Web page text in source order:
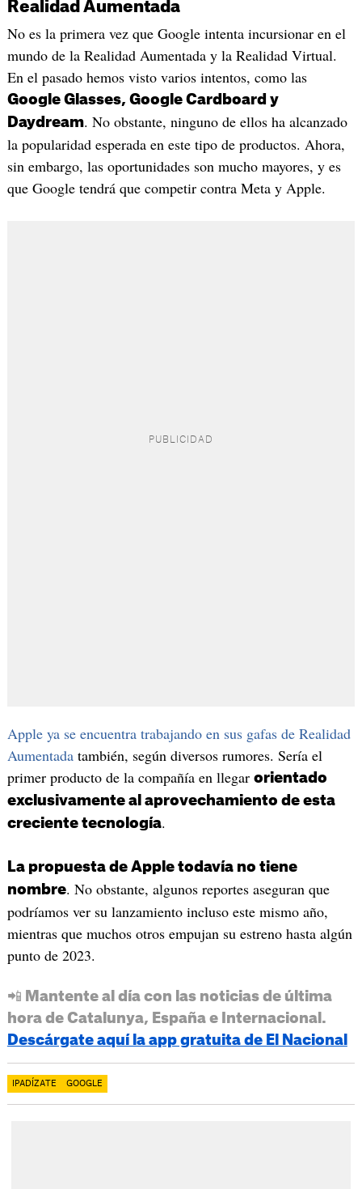
Realidad Aumentada
No es la primera vez que Google intenta incursionar en el
mundo de la Realidad Aumentada y la Realidad Virtual.
En el pasado hemos visto varios intentos, como las
Google Glasses, Google Cardboard y
Daydream. No obstante, ninguno de ellos ha alcanzado
la popularidad esperada en este tipo de productos. Ahora,
sin embargo, las oportunidades son mucho mayores, y es
que Google tendrá que competir contra Meta y Apple.
Apple ya se encuentra trabajando en sus gafas de Realidad
Aumentadatambién, según diversos rumores. Sería el
primer producto de la compañía en llegar orientado
exclusivamente al aprovechamiento de esta
creciente tecnología.
La propuesta de Apple todavía no tiene
nombre. No obstante, algunos reportes aseguran que
podríamos ver su lanzamiento incluso este mismo año,
mientras que muchos otros empujan su estreno hasta algún
punto de 2023.
📲 Mantente al día con las noticias de última
hora de Catalunya, España e Internacional.
Descárgate aquí la app gratuita de El Nacional
IPADÍZATE GOOGLE